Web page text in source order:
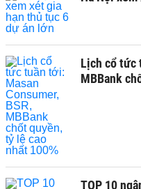
Lịch cổ tức
MBBank
TOP 10